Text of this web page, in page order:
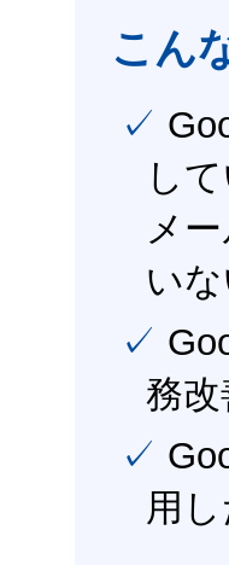
こん
✓ Google Workspace（旧G Suite） を社内で導入
し
メ
い
✓ Google Workspace（旧G Suite） を活用し、業
務
✓ Google Workspace（旧G Suite） を最大限に活
用